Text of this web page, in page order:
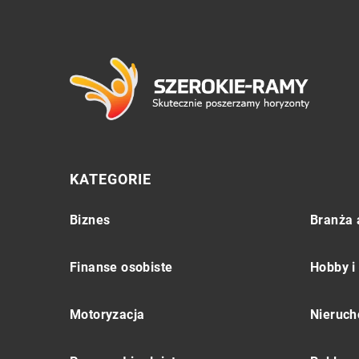
KATEGORIE
Biznes Branża
Finanse osobiste Hobby
Motoryzacja